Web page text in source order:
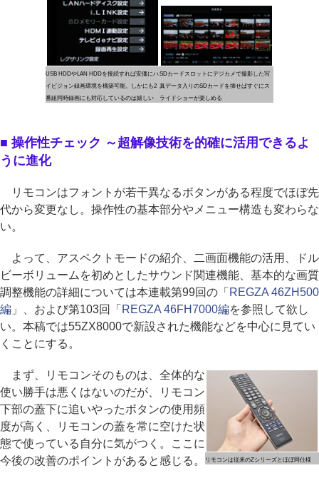
USB HDDやLAN HDDを接続すれば安価にハ
イビジョン録画環境を構築可能。しかにも2
番組同時録画にも対応しているのは嬉しい
SDカードスロットにデジカメで撮影した写
真データ入りのSDカードを挿せばすぐにス
ライドショーが楽しめる
■ 操作性チェック ～超解像技術を的確に活用できるよ
うに進化
リモコンはフォントが若干異なるボタンがある程度でほぼ先
代から変更なし。操作性の基本部分やメニュー構造も変わらな
い。
よって、アスペクトモードの紹介、二画面機能の活用、ドル
ビーボリュームを初めとしたサウンド関連機能、基本的な画質
調整機能の詳細については本連載第99回の「 REGZA 46ZH500
編 」、および第103回「 REGZA 46FH7000編を参照して欲し
い。本稿では55ZX8000で新設された機能などを中心に見てい
くことにする。
リモコンは従来のZシリーズとほぼ同仕様
まず、リモコンそのものは、全体的な
使い勝手は悪くはないのだが、リモコン
下部の蓋下に追いやったボタンの使用頻
度が高く、リモコンの蓋を常に空けた状
態で使っている自分に気がつく。ここに
今後の改善のポイントがあると感じる。